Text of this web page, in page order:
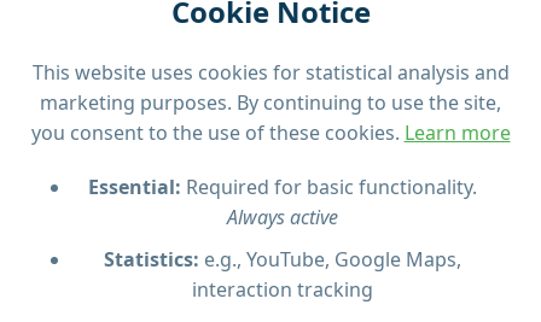
Cookie Notice
This website uses cookies for statistical analysis and
marketing purposes. By continuing to use the site,
you consent to the use of these cookies. Learn more
Essential: Required for basic functionality.
Always active
Statistics: e.g., YouTube, Google Maps,
interaction tracking
Points forts de la visite